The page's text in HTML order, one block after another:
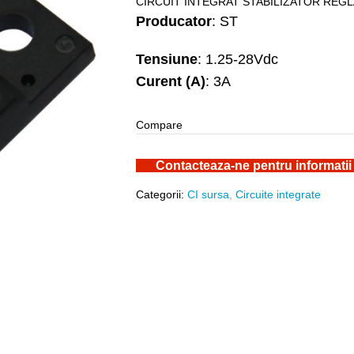
Producator: ST
Tensiune: 1.25-28Vdc
Curent (A): 3A
Compare
Contacteaza-ne pentru informatii
Categorii:CI sursa ,Circuite integrate